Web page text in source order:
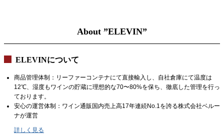
About ”ELEVIN”
ELEVINについて
商品管理体制：リーファーコンテナにて直接輸入し、自社倉庫にて温度は
12℃、湿度もワインの貯蔵に理想的な70〜80%を保ち、徹底した管理を行っ
ております。
安心の運営体制：ワイン通販国内売上高17年連続No.1を誇る株式会社ベルー
ナが運営
詳しく見る